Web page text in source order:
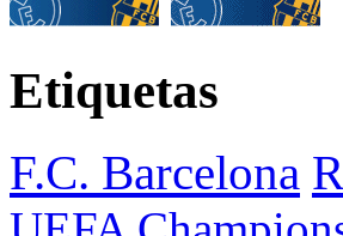
Etiquetas
F.C. Barcelona